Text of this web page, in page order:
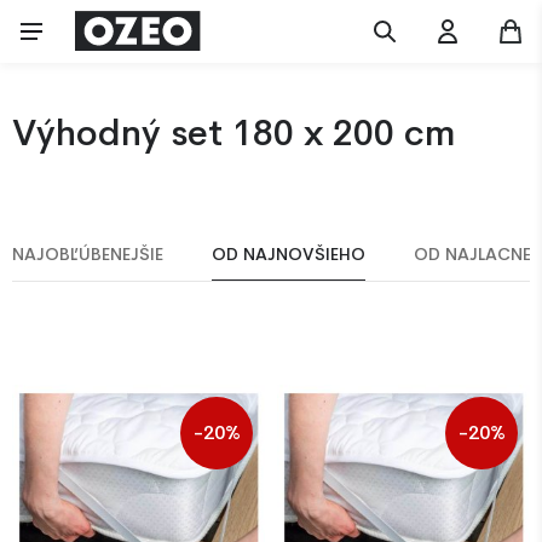
Výhodný set 180 x 200 cm
NAJOBĽÚBENEJŠIE OD NAJNOVŠIEHO OD
-20% -20%